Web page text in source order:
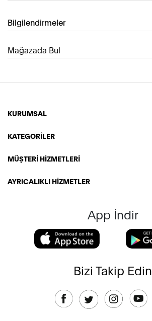
Bilgilendirmeler
Mağazada Bul
KURUMSAL
KATEGORİLER
MÜŞTERİ HİZMETLERİ
AYRICALIKLI HİZMETLER
App İndir
Bizi Takip Edin